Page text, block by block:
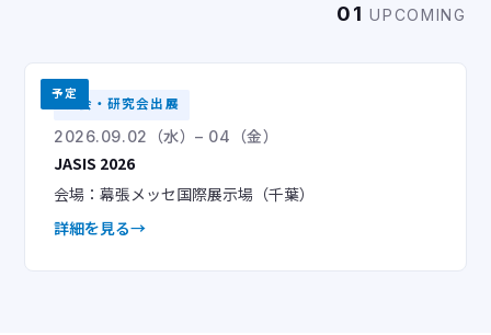
01 UPCOMING
予定
学会・研究会出展
2026.09.02（水）– 04（金）
JASIS 2026
会場：幕張メッセ国際展示場（千葉）
詳細を見る